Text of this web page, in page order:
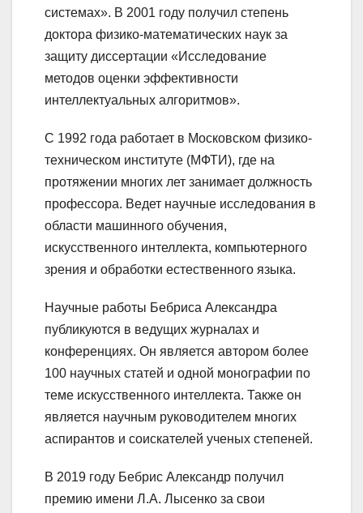
системах». В 2001 году получил степень
доктора физико-математических наук за
защиту диссертации «Исследование
методов оценки эффективности
интеллектуальных алгоритмов».
С 1992 года работает в Московском физико-
техническом институте (МФТИ), где на
протяжении многих лет занимает должность
профессора. Ведет научные исследования в
области машинного обучения,
искусственного интеллекта, компьютерного
зрения и обработки естественного языка.
Научные работы Бебриса Александра
публикуются в ведущих журналах и
конференциях. Он является автором более
100 научных статей и одной монографии по
теме искусственного интеллекта. Также он
является научным руководителем многих
аспирантов и соискателей ученых степеней.
В 2019 году Бебрис Александр получил
премию имени Л.А. Лысенко за свои